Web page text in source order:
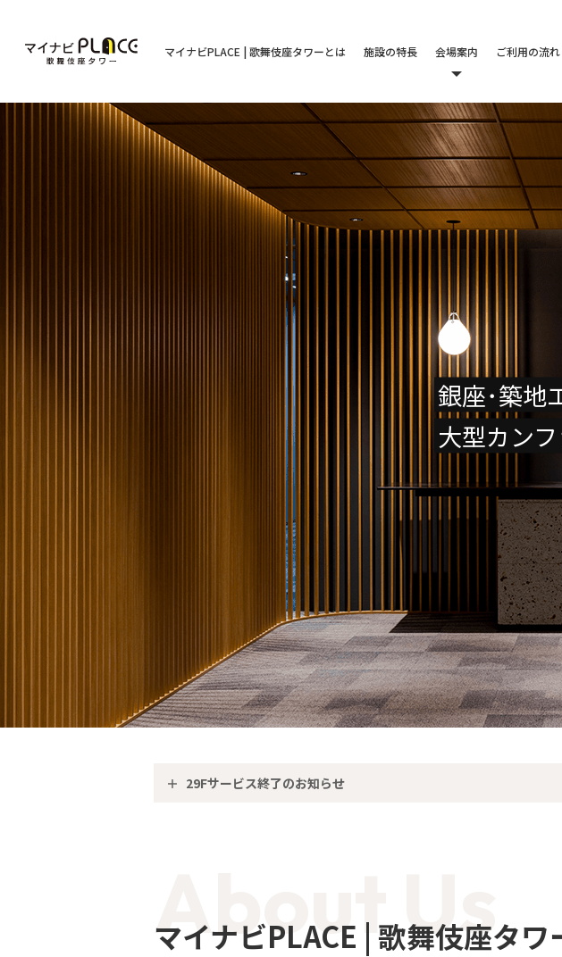
マイナビPLACE | 歌舞伎座タワーとは 施設の特長 会場案内 ご利用の流れ
銀座･築地
大型カン
29Fサービス終了のお知らせ
しくお願い申し上げます
About Us
マイナビPLACE | 歌舞伎座タワ